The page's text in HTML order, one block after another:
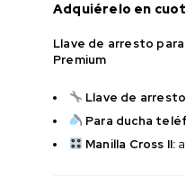
Llave de arresto para
Premium
Llave de
Para ducha
Manilla Cross II:
Adquiérelo en